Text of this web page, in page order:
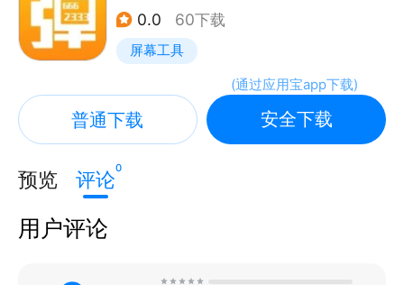
0.0 60下载
屏幕工具
(通过应用宝app下载)
普通下载 安全下载
预览 评论0
用户评论